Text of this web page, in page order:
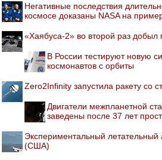
Негативные последствия
космосе доказаны NASA на
«Хаябуса-2» во второй раз добыл
В России тестируют новую
космонавтов с орбиты
Zero2Infinity запустила ракету со
Двигатели межпланетной
заведены после 37 лет
Экспериментальный летательный
(США)